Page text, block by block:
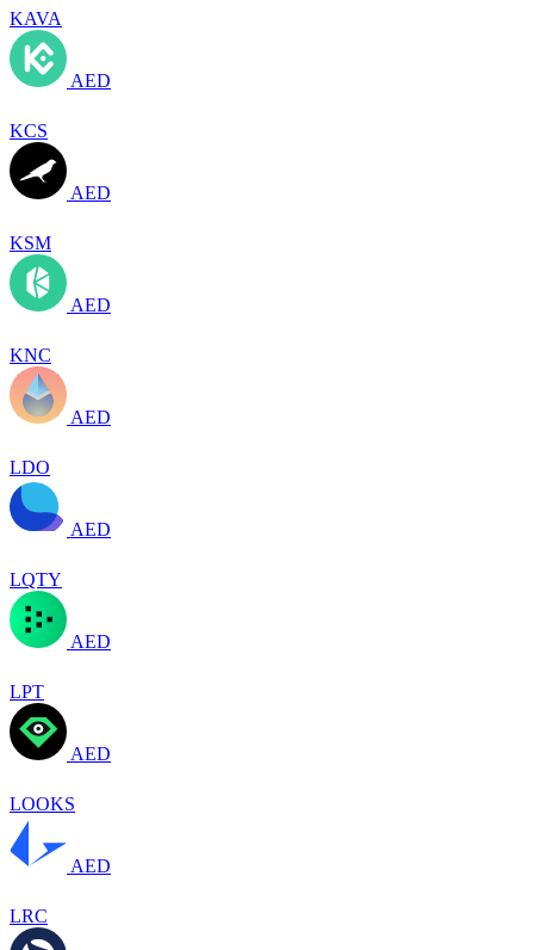
KAVA
AED
KCS
AED
KSM
AED
KNC
AED
LDO
AED
LQTY
AED
LPT
AED
LOOKS
AED
LRC